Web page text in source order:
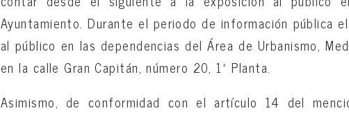
Ayuntamiento. Durante el periodo de información pública
al público en las dependencias del Área de Urbanismo,
en la calle Gran Capitán, número 20, 1ª Planta.
Asimismo, de conformidad con el artículo 14 del